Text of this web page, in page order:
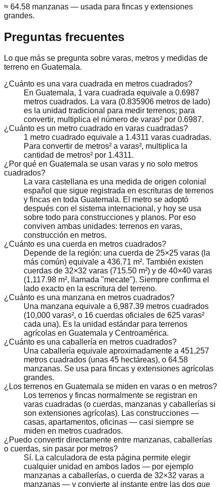
≈ 64.58 manzanas — usada para fincas y extensiones
grandes.
Preguntas frecuentes
Lo que más se pregunta sobre varas, metros y medidas de
terreno en Guatemala.
¿Cuánto es una vara cuadrada en metros cuadrados?
En Guatemala, 1 vara cuadrada equivale a 0.6987
metros cuadrados. La vara (0.835906 metros de lado)
es la unidad tradicional para medir terrenos; para
convertir, multiplica el número de varas² por 0.6987.
¿Cuánto es un metro cuadrado en varas cuadradas?
1 metro cuadrado equivale a 1.4311 varas cuadradas.
Para convertir de metros² a varas², multiplica la
cantidad de metros² por 1.4311.
¿Por qué en Guatemala se usan varas y no solo metros
cuadrados?
La vara castellana es una medida de origen colonial
español que sigue registrada en escrituras de terrenos
y fincas en toda Guatemala. El metro se adoptó
después con el sistema internacional, y hoy se usa
sobre todo para construcciones y planos. Por eso
conviven ambas unidades: terrenos en varas,
construcción en metros.
¿Cuánto es una cuerda en metros cuadrados?
Depende de la región: una cuerda de 25×25 varas (la
más común) equivale a 436.71 m². También existen
cuerdas de 32×32 varas (715.50 m²) y de 40×40 varas
(1,117.98 m², llamada "mecate"). Siempre confirma el
lado exacto en la escritura del terreno.
¿Cuánto es una manzana en metros cuadrados?
Una manzana equivale a 6,987.39 metros cuadrados
(10,000 varas², o 16 cuerdas oficiales de 625 varas²
cada una). Es la unidad estándar para terrenos
agrícolas en Guatemala y Centroamérica.
¿Cuánto es una caballería en metros cuadrados?
Una caballería equivale aproximadamente a 451,257
metros cuadrados (unas 45 hectáreas), o 64.58
manzanas. Se usa para fincas y extensiones agrícolas
grandes.
¿Los terrenos en Guatemala se miden en varas o en metros?
Los terrenos y fincas normalmente se registran en
varas cuadradas (o cuerdas, manzanas y caballerías si
son extensiones agrícolas). Las construcciones —
casas, apartamentos, oficinas — casi siempre se
miden en metros cuadrados.
¿Puedo convertir directamente entre manzanas, caballerías
o cuerdas, sin pasar por metros?
Sí. La calculadora de esta página permite elegir
cualquier unidad en ambos lados — por ejemplo
manzanas a caballerías, o cuerda de 32×32 varas a
manzanas — y convierte al instante entre las dos que